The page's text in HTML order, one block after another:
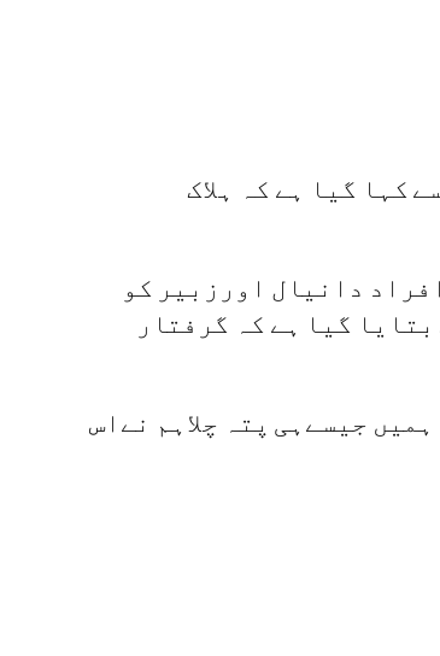
کہا گیا ہے کہ ہلاک
باغی ٹی وی کی رپورٹ کے مطابق کراچی پولیس نے کہا ہے کہ مبینہ ڈکیت پر تشدد کرنے والے 2 افراد دانیال اورزبیر کو
گیا ہے کہ گرفتار
داخل ہوا، ہمیں جیسےہی پتہ چلاہم نےاس